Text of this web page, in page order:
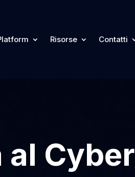
Risorse Contatti
al Cyber